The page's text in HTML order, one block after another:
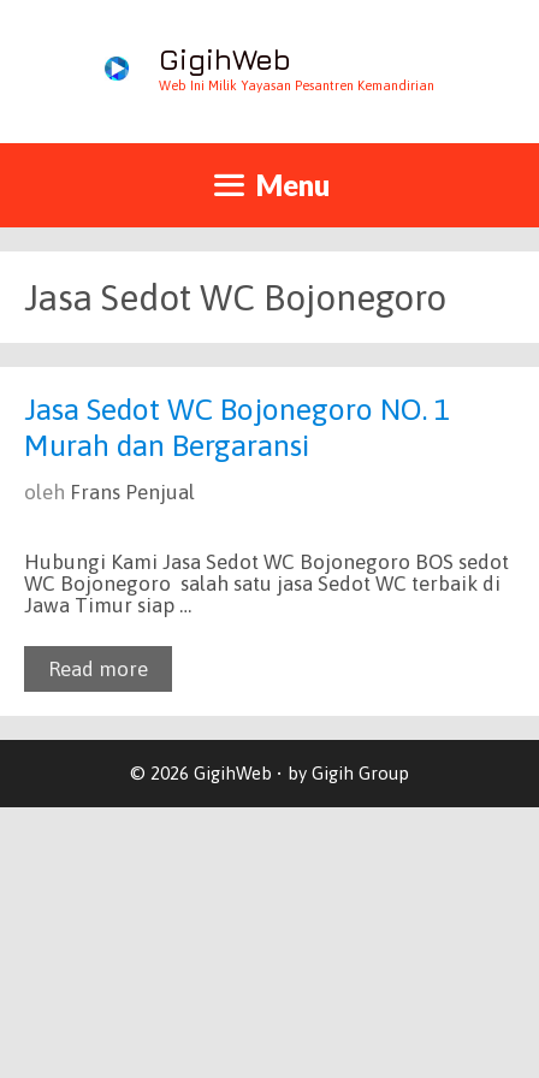
GigihWeb
Web Ini Milik Yayasan Pesantren Kemandirian
Menu
Jasa Sedot WC Bojonegoro
Jasa Sedot WC Bojonegoro NO. 1
Murah dan Bergaransi
oleh Frans Penjual
Hubungi Kami Jasa Sedot WC Bojonegoro BOS sedot
WC Bojonegoro salah satu jasa Sedot WC terbaik di
Jawa Timur siap …
Read more
© 2026 GigihWeb • by Gigih Group